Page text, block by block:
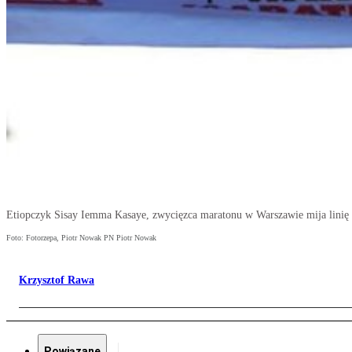
Etiopczyk Sisay Iemma Kasaye, zwycięzca maratonu w Warszawie mija linię
Foto: Fotorzepa, Piotr Nowak PN Piotr Nowak
Krzysztof Rawa